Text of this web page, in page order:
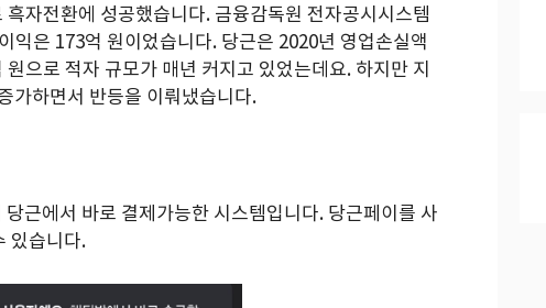
자전환에 성공했습니다. 금융감독원 전자공시시스템
익은 173억 원이었습니다. 당근은 2020년 영업손실액
으로 적자 규모가 매년 커지고 있었는데요. 하지만 지
가하면서 반등을 이뤄냈습니다.
근에서 바로 결제가능한 시스템입니다. 당근페이를 사
있습니다.